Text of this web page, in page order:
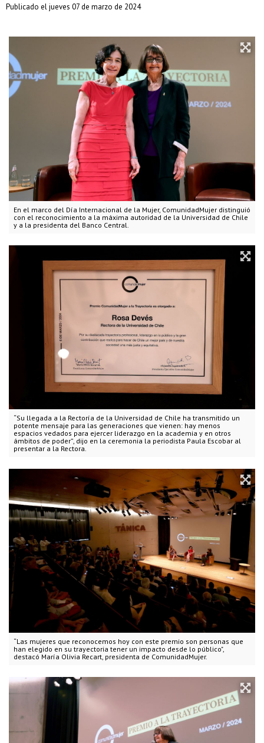
En el marco del Día Internacional de la Mujer, ComunidadMujer distinguió
con el reconocimiento a la máxima autoridad de la Universidad de Chile
y a la presidenta del Banco Central.
“Su llegada a la Rectoría de la Universidad de Chile ha transmitido un
potente mensaje para las generaciones que vienen: hay menos
espacios vedados para ejercer liderazgo en la academia y en otros
ámbitos de poder”, dijo en la ceremonia la periodista Paula Escobar al
presentar a la Rectora.
“Las mujeres que reconocemos hoy con este premio son personas que
han elegido en su trayectoria tener un impacto desde lo público",
destacó María Olivia Recart, presidenta de ComunidadMujer.
Publicado el jueves 07 de marzo de 2024